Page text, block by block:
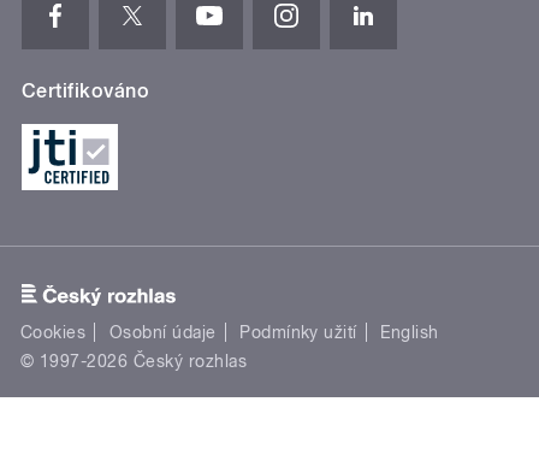
Certifikováno
Cookies Osobní údaje Podmínky užití
English
© 1997-2026 Český rozhlas